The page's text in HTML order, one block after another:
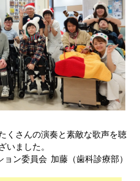
くさんの演奏と素敵な歌声を聴
いました。
ョン委員会 加藤（歯科診療部）